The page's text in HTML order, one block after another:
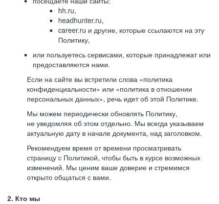
hh.ru,
headhunter.ru,
career.ru и другие, которые ссылаются на эту
Политику,
или пользуетесь сервисами, которые принадлежат или
предоставляются нами.
Если на сайте вы встретили слова «политика
конфиденциальности» или «политика в отношении
персональных данных», речь идет об этой Политике.
Мы можем периодически обновлять Политику,
не уведомляя об этом отдельно. Мы всегда указываем
актуальную дату в начале документа, над заголовком.
Рекомендуем время от времени просматривать
страницу с Политикой, чтобы быть в курсе возможных
изменений. Мы ценим ваше доверие и стремимся
открыто общаться с вами.
2. Кто мы